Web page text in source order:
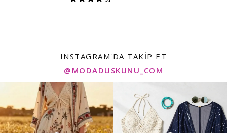
INSTAGRAM'DA TAKIP ET
@MODADUSKUNU_COM